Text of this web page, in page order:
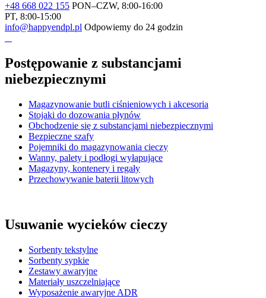
+48 668 022 155 PON–CZW, 8:00-16:00
PT, 8:00-15:00
info@happyendpl.pl Odpowiemy do 24 godzin
Postępowanie z substancjami
niebezpiecznymi
Magazynowanie butli ciśnieniowych i akcesoria
Stojaki do dozowania płynów
Obchodzenie się z substancjami niebezpiecznymi
Bezpieczne szafy
Pojemniki do magazynowania cieczy
Wanny, palety i podłogi wyłapujące
Magazyny, kontenery i regały
Przechowywanie baterii litowych
Usuwanie wycieków cieczy
Sorbenty tekstylne
Sorbenty sypkie
Zestawy awaryjne
Materiały uszczelniające
Wyposażenie awaryjne ADR